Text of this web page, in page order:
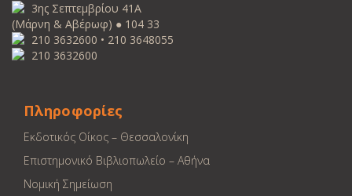
3ης Σεπτεμβρίου 41Α
(Μάρνη & Αβέρωφ) ● 104 33
210 3632600 • 210 3648055
210 3632600
Πληροφορίες
Εκδοτικός Οίκος – Θεσσαλονίκη
Επιστημονικό Βιβλιοπωλείο – Αθήνα
Νομική Σημείωση